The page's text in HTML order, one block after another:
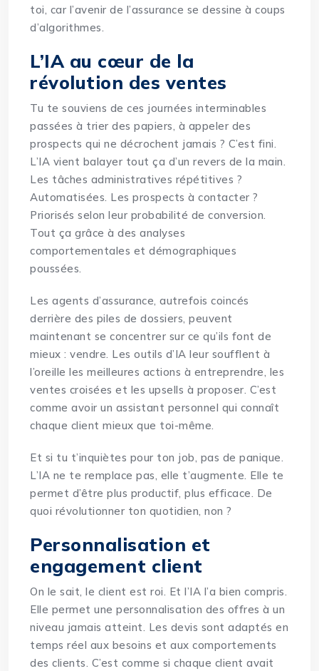
toi, car l’avenir de l’assurance se dessine à coups
d’algorithmes.
L’IA au cœur de la
révolution des ventes
Tu te souviens de ces journées interminables
passées à trier des papiers, à appeler des
prospects qui ne décrochent jamais ? C’est fini.
L’IA vient balayer tout ça d’un revers de la main.
Les tâches administratives répétitives ?
Automatisées. Les prospects à contacter ?
Priorisés selon leur probabilité de conversion.
Tout ça grâce à des analyses
comportementales et démographiques
poussées.
Les agents d’assurance, autrefois coincés
derrière des piles de dossiers, peuvent
maintenant se concentrer sur ce qu’ils font de
mieux : vendre. Les outils d’IA leur soufflent à
l’oreille les meilleures actions à entreprendre, les
ventes croisées et les upsells à proposer. C’est
comme avoir un assistant personnel qui connaît
chaque client mieux que toi-même.
Et si tu t’inquiètes pour ton job, pas de panique.
L’IA ne te remplace pas, elle t’augmente. Elle te
permet d’être plus productif, plus efficace. De
quoi révolutionner ton quotidien, non ?
Personnalisation et
engagement client
On le sait, le client est roi. Et l’IA l’a bien compris.
Elle permet une personnalisation des offres à un
niveau jamais atteint. Les devis sont adaptés en
temps réel aux besoins et aux comportements
des clients. C’est comme si chaque client avait